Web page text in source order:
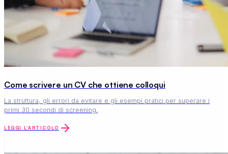
Come scrivere un CV che ottiene colloqui
La struttura, gli errori da evitare e gli esempi pratici per superare i
primi 30 secondi di screening.
LEGGI L'ARTICOLO